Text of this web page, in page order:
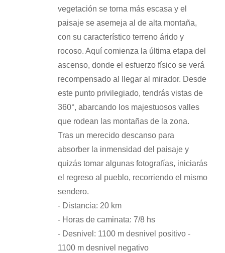
vegetación se torna más escasa y el
paisaje se asemeja al de alta montaña,
con su característico terreno árido y
rocoso. Aquí comienza la última etapa del
ascenso, donde el esfuerzo físico se verá
recompensado al llegar al mirador. Desde
este punto privilegiado, tendrás vistas de
360°, abarcando los majestuosos valles
que rodean las montañas de la zona.
Tras un merecido descanso para
absorber la inmensidad del paisaje y
quizás tomar algunas fotografías, iniciarás
el regreso al pueblo, recorriendo el mismo
sendero.
- Distancia: 20 km
- Horas de caminata: 7/8 hs
- Desnivel: 1100 m desnivel positivo -
1100 m desnivel negativo